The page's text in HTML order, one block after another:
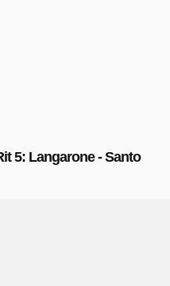
5: Langarone - Santo